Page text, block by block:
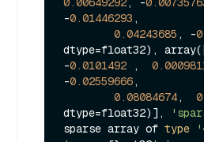
-0.01446293 ,
0.04243685 , -
dtype=float32),
-0.0101492 ,
-0.02559666,
0.08084674,
dtype=float32)],
sparse array of type